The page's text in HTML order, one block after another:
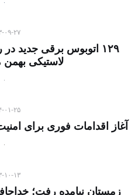
۱۴۰۳-
۱۲۹ اتوبوس برقی جدید
لاستیکی
۱۴۰۴-
آغاز اقدامات فوری برای
۱۴۰۳-
زمستان نیامده رفت؛